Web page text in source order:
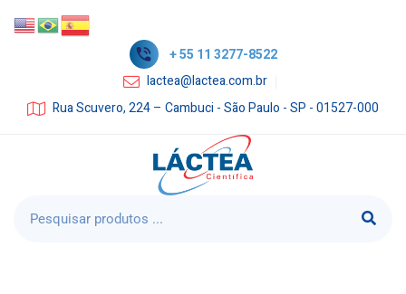
+ 55 11 3277-8522
lactea@lactea.com.br
Rua Scuvero, 224 – Cambuci - São Paulo - SP - 01527-000